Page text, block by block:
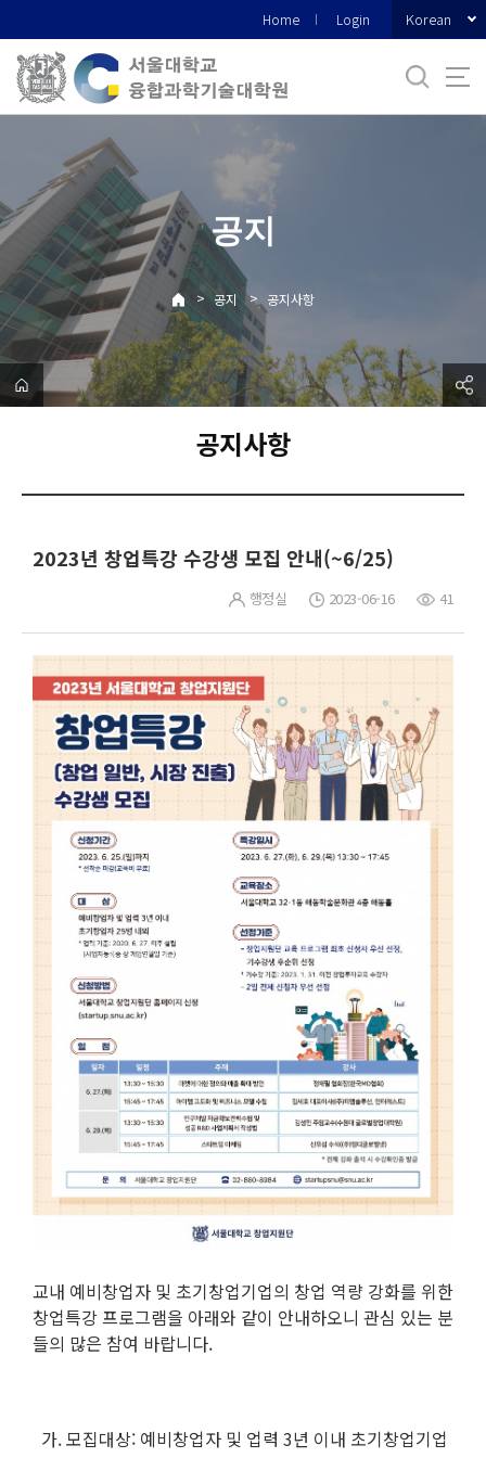
로
메
Home Login Korean
공지
> 공지 > 공지사항
공지사항
2023년 창업특강 수강생 모집 안내(~6/25)
행정실 2023-06-16 41
교내 예비창업자 및 초기창업기업의 창업 역량 강화를 위한
창업특강 프로그램을 아래와 같이 안내하오니 관심 있는 분
들의 많은 참여 바랍니다.
가. 모집대상: 예비창업자 및 업력 3년 이내 초기창업기업